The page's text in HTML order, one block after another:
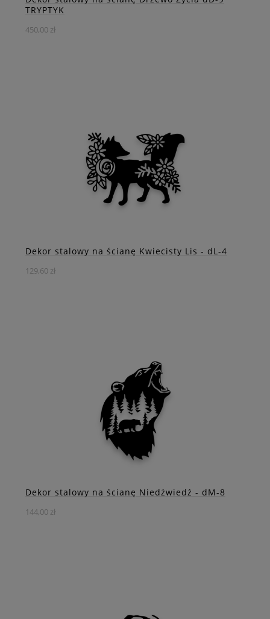
TRYPTYK
450,00 zł
nowoczesnym wydaniu.
DO KOSZYKA
Dekor stalowy na ścianę Kwiecisty Lis - dL-4
129,60 zł
oryginalny element dekoracyjny, który wniesie radość do
DO KOSZYKA
ZOBACZ WIĘCEJ
Dekor stalowy na ścianę Niedźwiedź - dM-8
144,00 zł